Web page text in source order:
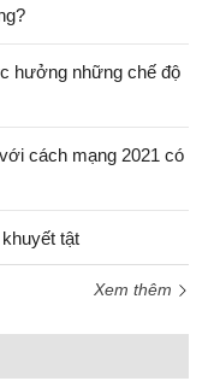
hưởng những chế độ
cách mạng 2021 có
tật
Xem thêm